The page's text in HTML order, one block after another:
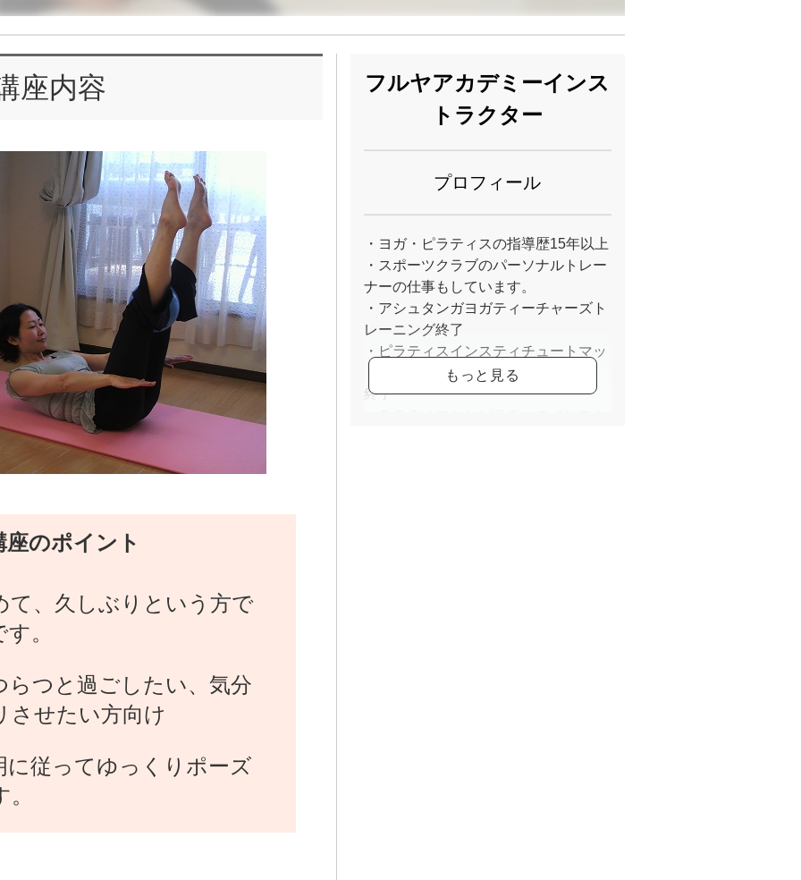
座内容
のポイント
て、久しぶりという方で
。
らつと過ごしたい、気分
させたい方向け
に従ってゆっくりポーズ
フルヤアカデミーインス
トラクター
プロフィール
・ヨガ・ピラティスの指導歴15年以上
・スポーツクラブのパーソナルトレー
ナーの仕事もしています。
・アシュタンガヨガティーチャーズト
レーニング終了
・ピラティスインスティチュートマッ
トワークインストラクターコース
終了